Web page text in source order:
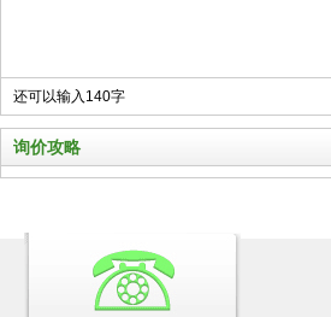
还可以输入140字
询价攻略